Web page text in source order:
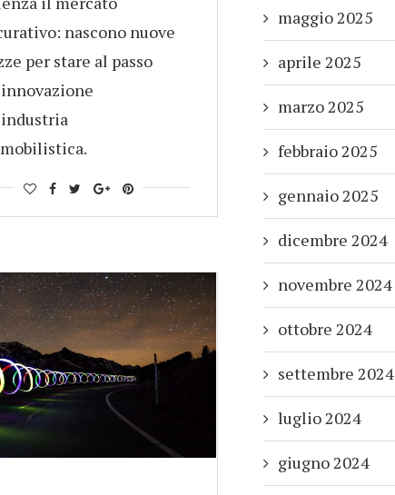
nascono nuove
per stare al passo
maggio 2025
aprile 2025
marzo 2025
febbraio 2025
gennaio 2025
dicembre 2024
novembre 2024
ottobre 2024
settembre 2024
luglio 2024
giugno 2024